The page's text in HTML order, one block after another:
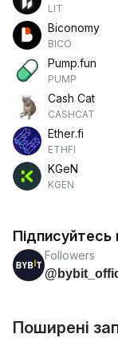
LIT
Biconomy
BICO
Pump.fun
PUMP
Cash Cat
CASHCAT
Ether.fi
ETHFI
KGeN
KGEN
Підписуйтесь
Followers
Поширені